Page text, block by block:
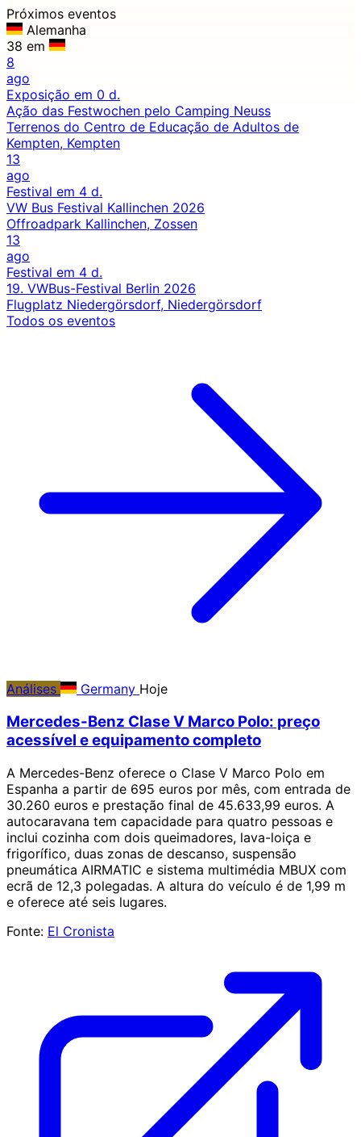
Próximos eventos
Alemanha
38 em
8
ago
Exposição em 0 d.
Ação das Festwochen pelo Camping Neuss
Terrenos do Centro de Educação de Adultos de
Kempten, Kempten
13
ago
Festival em 4 d.
VW Bus Festival Kallinchen 2026
Offroadpark Kallinchen, Zossen
13
ago
Festival em 4 d.
19. VWBus-Festival Berlin 2026
Flugplatz Niedergörsdorf, Niedergörsdorf
Todos os eventos
Análises Germany Hoje
Mercedes-Benz Clase V Marco Polo: preço
acessível e equipamento completo
A Mercedes-Benz oferece o Clase V Marco Polo em
Espanha a partir de 695 euros por mês, com entrada de
30.260 euros e prestação final de 45.633,99 euros. A
autocaravana tem capacidade para quatro pessoas e
inclui cozinha com dois queimadores, lava-loiça e
frigorífico, duas zonas de descanso, suspensão
pneumática AIRMATIC e sistema multimédia MBUX com
ecrã de 12,3 polegadas. A altura do veículo é de 1,99 m
e oferece até seis lugares.
Fonte: El Cronista